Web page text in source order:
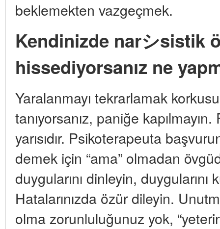
beklemekten vazgeçmek.
Kendinizde narシsistik
hissediyorsanız ne
Yaralanmayı tekrarlamak
tanıyorsanız, paniğe
yarısıdır. Psikoterapeuta
demek için “ama” olmadan
duygularını dinleyin,
Hatalarınızda özür dileyin.
olma zorunluluğunuz yok,